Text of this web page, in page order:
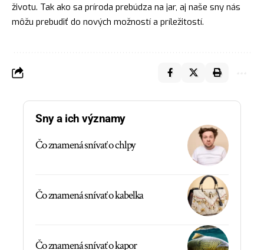
životu. Tak ako sa príroda prebúdza na jar, aj naše sny nás
môžu prebudiť do nových možností a príležitostí.
Sny a ich významy
Čo znamená snívať o chlpy
Čo znamená snívať o kabelka
Čo znamená snívať o kapor